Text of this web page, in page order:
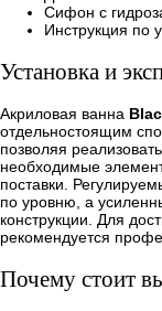
Сифон с
Инструкция по
Установка и
Акриловая ванна
отдельностоящим
позволяя
необходимые
поставки.
по уровню, а
конструкции. Для
рекомендуется
Почему стоит